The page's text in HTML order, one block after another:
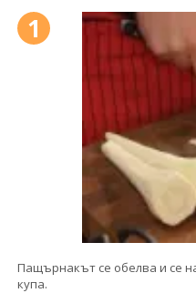
1
Пащърнакът се обелва и се
купа.